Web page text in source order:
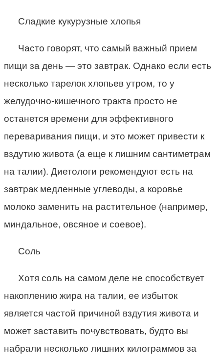
Сладкие кукурузные хлопья
Часто говорят, что самый важный прием
пищи за день — это завтрак. Однако если есть
несколько тарелок хлопьев утром, то у
желудочно-кишечного тракта просто не
останется времени для эффективного
переваривания пищи, и это может привести к
вздутию живота (а еще к лишним сантиметрам
на талии). Диетологи рекомендуют есть на
завтрак медленные углеводы, а коровье
молоко заменить на растительное (например,
миндальное, овсяное и соевое).
Соль
Хотя соль на самом деле не способствует
накоплению жира на талии, ее избыток
является частой причиной вздутия живота и
может заставить почувствовать, будто вы
набрали несколько лишних килограммов за